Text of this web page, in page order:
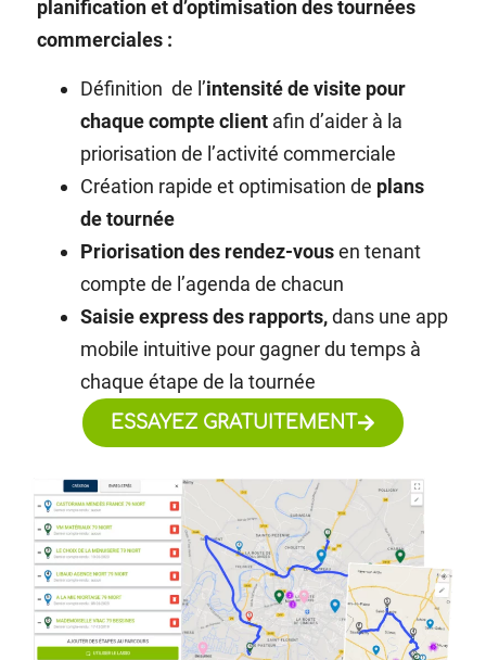
planification et d’optimisation des tournées
commerciales :
Définition de l’intensité de visite pour
chaque compte client afin d’aider à la
priorisation de l’activité commerciale
Création rapide et optimisation de plans
de tournée
Priorisation des rendez-vousen tenant
compte de l’agenda de chacun
Saisie express des rapports,dans une app
mobile intuitive pour gagner du temps à
chaque étape de la tournée
ESSAYEZ GRATUITEMENT